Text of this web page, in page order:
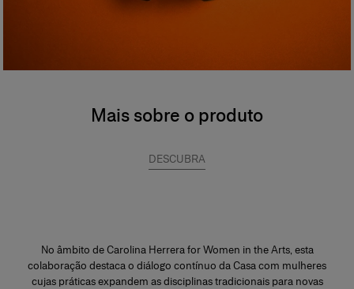
Mais sobre o produto
DESCUBRA
No âmbito de Carolina Herrera for Women in the Arts, esta
colaboração destaca o diálogo contínuo da Casa com mulheres
cujas práticas expandem as disciplinas tradicionais para novas